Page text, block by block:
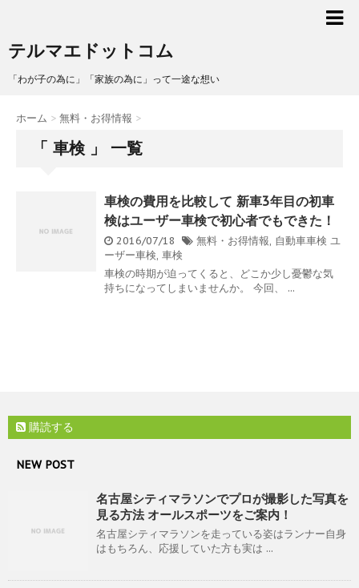
テルマエドットコム
「わが子の為に」「家族の為に」って一途な想い
ホーム > 無料・お得情報 >
「 車検 」 一覧
車検の費用を比較して 新車3年目の初車
検はユーザー車検で初心者でもできた！
2016/07/18 無料・お得情報, 自動車車検 ユ
ーザー車検, 車検
車検の時期が迫ってくると、どこか少し憂鬱な気
持ちになってしまいませんか。 今回、 ...
購読する
NEW POST
名古屋シティマラソンでプロが撮影した写真を
見る方法 オールスポーツをご案内！
名古屋シティマラソンを走っている姿はランナー自身
はもちろん、応援していた方も実は ...